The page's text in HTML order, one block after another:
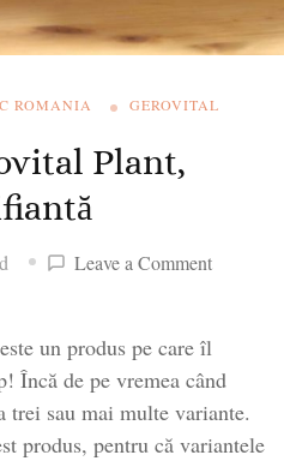
ROMANIA GEROVITAL
Plant,
Leave a Commenton
Plant,
crema
CC
un produs pe care îl
Încă de pe vremea când
trei sau mai multe variante.
produs, pentru că variantele